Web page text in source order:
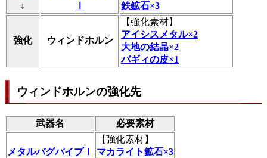
↓
鉄鉱石×3
強化 ウィンドホルン
【強化素材】
アイシスメタル×2
大地の結晶×2
バギィの皮×1
ウィンドホルンの強化先
武器名 必要素材
メタルバグパイプⅠ
【強化素材】
マカライト鉱石×3